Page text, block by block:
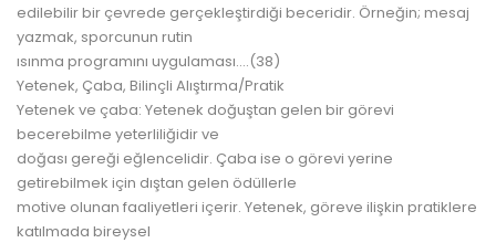
edilebilir bir çevrede gerçekleştirdiği beceridir. Örneğin; mesaj
yazmak, sporcunun rutin
ısınma programını uygulaması….(38)
Yetenek, Çaba, Bilinçli Alıştırma/Pratik
Yetenek ve çaba: Yetenek doğuştan gelen bir görevi
becerebilme yeterliliğidir ve
doğası gereği eğlencelidir. Çaba ise o görevi yerine
getirebilmek için dıştan gelen ödüllerle
motive olunan faaliyetleri içerir. Yetenek, göreve ilişkin pratiklere
katılmada bireysel